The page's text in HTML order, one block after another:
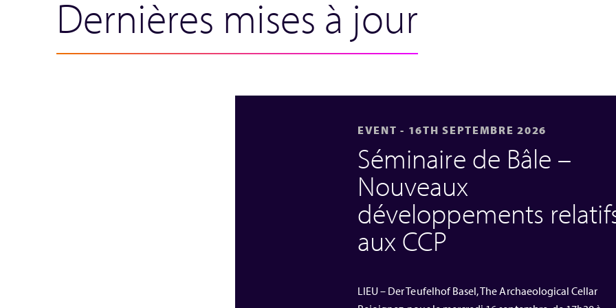
Dernières mises à jour
EVENT - 16TH SEPTEMBRE 2026
Séminaire de Bâle –
Nouveaux
développements
aux CCP
LIEU – Der Teufelhof Basel, The Archaeological Cellar